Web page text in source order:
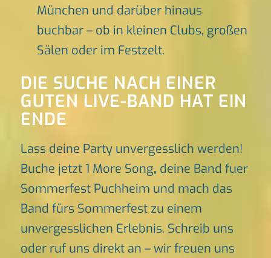
München und darüber hinaus
buchbar – ob in kleinen Clubs, großen
Sälen oder im Festzelt.
DIE SUCHE NACH EINER
GUTEN LIVE-BAND HAT EIN
ENDE
Lass deine Party unvergesslich werden!
Buche jetzt 1 More Song, deine Band fuer
Sommerfest Puchheim und mach das
Band fürs Sommerfest zu einem
unvergesslichen Erlebnis. Schreib uns
oder ruf uns direkt an – wir freuen uns